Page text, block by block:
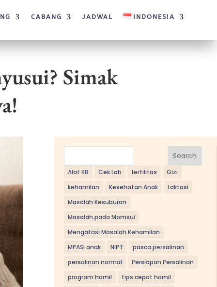
CABANG JADWAL INDONESIA
Simak
Search
Alat KB Cek Lab fertilitas
Gizi
kehamilan
Kesehatan Anak
Laktasi
Masalah Kesuburan
Masalah pada Momsui
Mengatasi Masalah Kehamilan
MPASI anak
NIPT
pasca persalinan
persalinan normal
Persiapan Persalinan
program hamil
tips cepat hamil